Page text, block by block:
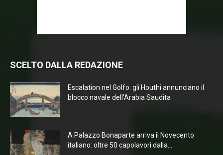
SCELTO DALLA REDAZIONE
Escalation nel Golfo: gli Houthi annunciano il
blocco navale dell’Arabia Saudita
A Palazzo Bonaparte arriva il Novecento
italiano: oltre 50 capolavori dalla...